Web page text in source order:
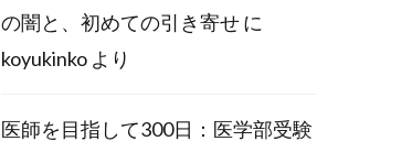
の闇と、初めての引き寄せに
koyukinko より
医師を目指して300日：医学部受験